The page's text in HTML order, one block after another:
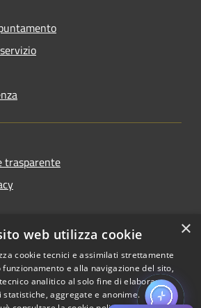
trasparente
Copyright © 2026 • Comune di
×
web utilizza cookie
cookie tecnici e assimilati strettamente
e alla navigazione del sito,
analitico al solo fine di elaborare
statistiche, aggregate e anonime.